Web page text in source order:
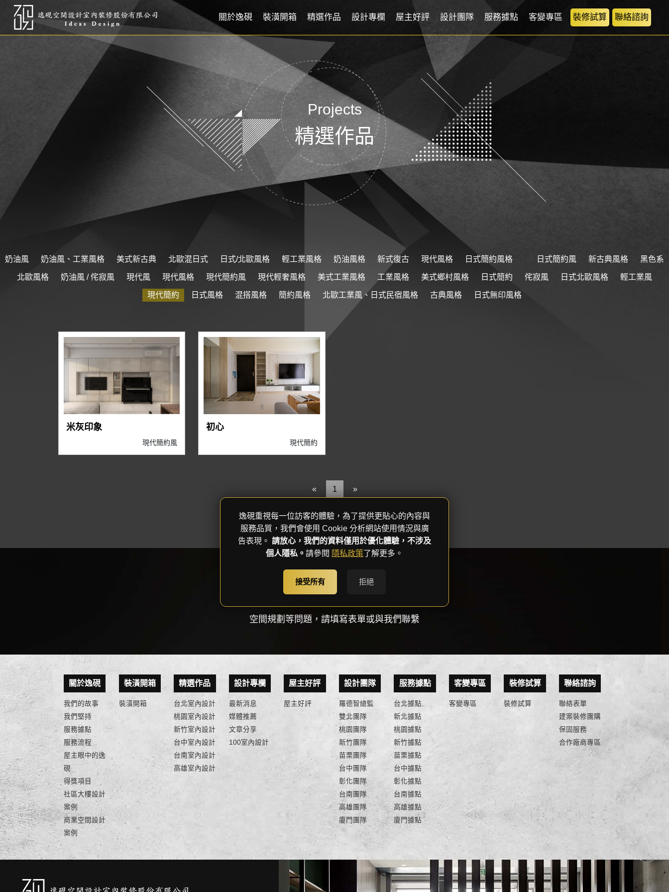
關於逸硯 裝潢開箱 精選作品 設計專欄 屋主好評 設計團隊 服務據點 客變專區 裝修試算 聯絡諮詢
Projects
精選作品
奶油風 奶油風、工業風格 美式新古典 北歐混日式 日式/北歐風格 輕工業風格 奶油風格 新式復古 現代風格 日式簡約風格 日式簡約風 新古典風格 黑色系
北歐風格 奶油風 / 侘寂風 現代風 現代風格 現代簡約風 現代輕奢風格 美式工業風格 工業風格 美式鄉村風格 日式簡約 侘寂風 日式北歐風格 輕工業風
現代簡約 日式風格 混搭風格 簡約風格 北歐工業風、日式民宿風格 古典風格 日式無印風格
米灰印象
現代簡約風
初心
現代簡約
« 1 »
線上諮詢
空間規劃等問題，請填寫表單或與我們聯繫
關於逸硯
我們的故事
我們堅持
服務據點
服務流程
屋主眼中的逸
硯
得獎項目
社區大樓設計
案例
商業空間設計
案例
裝潢開箱
裝潢開箱
精選作品
台北室內設計
桃園室內設計
新竹室內設計
台中室內設計
台南室內設計
高雄室內設計
設計專欄
最新消息
媒體推薦
文章分享
100室內設計
屋主好評
屋主好評
設計團隊
羅德智總監
雙北團隊
桃園團隊
新竹團隊
苗栗團隊
台中團隊
彰化團隊
台南團隊
高雄團隊
廈門團隊
服務據點
台北據點
新北據點
桃園據點
新竹據點
苗栗據點
台中據點
彰化據點
台南據點
高雄據點
廈門據點
客變專區
客變專區
裝修試算
裝修試算
聯絡諮詢
聯絡表單
建案裝修團購
保固服務
合作廠商專區
逸硯重視每一位訪客的體驗，為了提供更貼心的內容與
服務品質，我們會使用 Cookie 分析網站使用情況與廣
告表現。 請放心，我們的資料僅用於優化體驗，不涉及
個人隱私。 請參閱 隱私政策了解更多。
接受所有 拒絕